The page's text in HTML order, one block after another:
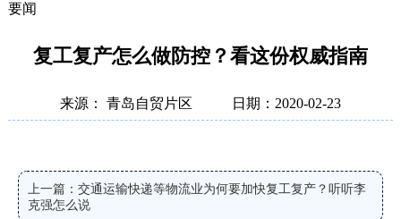
要闻
复工复产怎么做防控？看这份权威指南
来源： 青岛自贸片区 日期：2020-02-23
上一篇：交通运输快递等物流业为何要加快复工复产？听听李
克强怎么说